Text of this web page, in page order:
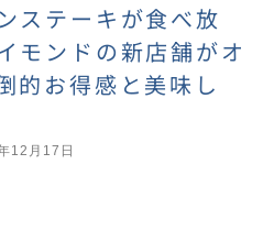
ステーキが食べ放
モンドの新店舗がオ
的お得感と美味し
12月17日